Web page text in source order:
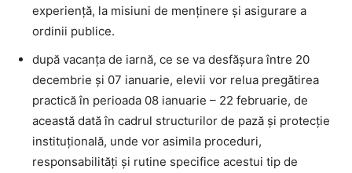
experiență, la misiuni de menținere și asigurare a
ordinii publice.
după vacanța de iarnă, ce se va desfășura între 20
decembrie și 07 ianuarie, elevii vor relua pregătirea
practică în perioada 08 ianuarie – 22 februarie, de
această dată în cadrul structurilor de pază și protecție
instituțională, unde vor asimila proceduri,
responsabilități și rutine specifice acestui tip de